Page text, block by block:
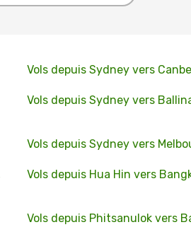
Vols depuis Sydney vers
Vols depuis Sydney vers
Vols depuis Sydney vers
Vols depuis Hua Hin vers
Vols depuis Phitsanulok vers